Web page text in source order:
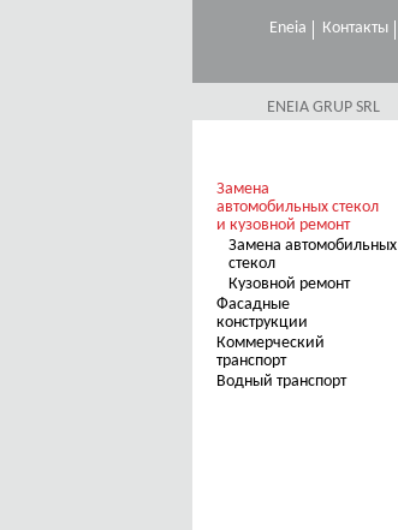
ENEIA GRUP SRL
Eneia Контакты
Замена
автомобильных стекол
и кузовной ремонт
Замена автомобильных
стекол
Кузовной ремонт
Фасадные
конструкции
Коммерческий
транспорт
Водный транспорт